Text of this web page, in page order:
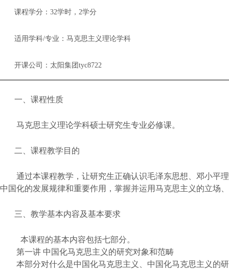
课程学分： 32学时， 2学分
适用学科/专业：马克思主义理论学科
开课公司：太阳集团tyc8722
一、课程性质
马克思主义理论学科硕士研究生专业必修课。
二、课程教学目的
通过本课程教学，让研究生正确认识毛泽东思想、邓小平
中国化的发展规律和重要作用，掌握并运用马克思主义的立场
三、教学基本内容及基本要求
本课程的基本内容包括七部分。
第一讲 中国化马克思主义的研究对象和范畴
本部分对什么是中国化马克思主义、中国化马克思主义的